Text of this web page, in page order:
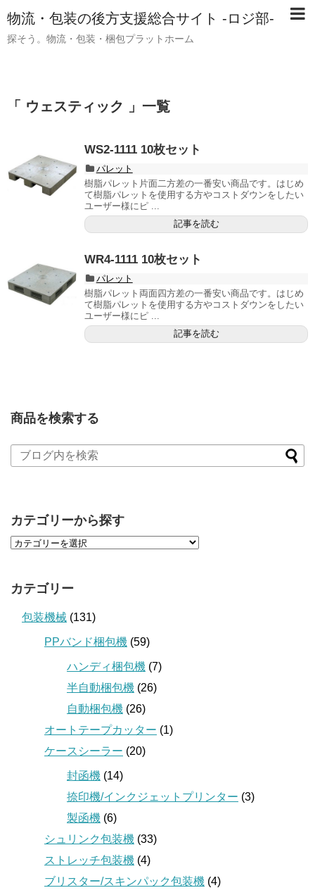
物流・包装の後方支援総合サイト -ロジ部-
探そう。物流・包装・梱包プラットホーム
「 ウェスティック 」一覧
WS2-1111 10枚セット
パレット
樹脂パレット片面二方差の一番安い商品です。はじめ
て樹脂パレットを使用する方やコストダウンをしたい
ユーザー様にピ ...
記事を読む
WR4-1111 10枚セット
パレット
樹脂パレット両面四方差の一番安い商品です。はじめ
て樹脂パレットを使用する方やコストダウンをしたい
ユーザー様にピ ...
記事を読む
商品を検索する
カテゴリーから探す
カテゴリー
包装機械 (131)
PPバンド梱包機 (59)
ハンディ梱包機 (7)
半自動梱包機 (26)
自動梱包機 (26)
オートテープカッター (1)
ケースシーラー (20)
封函機 (14)
捺印機/インクジェットプリンター (3)
製函機 (6)
シュリンク包装機 (33)
ストレッチ包装機 (4)
ブリスター/スキンパック包装機 (4)